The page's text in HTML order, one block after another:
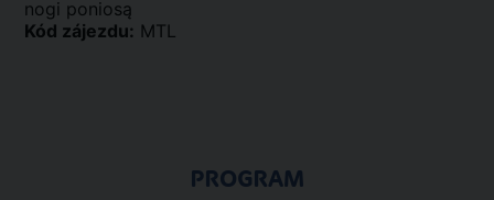
nogi poniosą
Kód zájezdu: MTL
PROGRAM